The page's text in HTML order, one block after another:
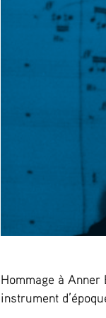
Hommage à
instrument